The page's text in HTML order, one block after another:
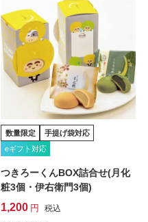
数量限定
手提げ袋対応
eギフト対応
つきろーくんBOX詰合せ(月化
粧3個・伊右衛門3個)
1,200 税込